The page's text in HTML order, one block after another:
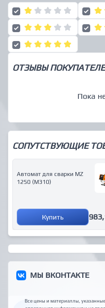
ОТЗЫВЫ
Пока
СОПУТСТВУЮЩИЕ
Автомат для сварки MZ
1250 (М310)
Купить
МЫ ВКОНТАКТЕ
Все цены и материаллы,